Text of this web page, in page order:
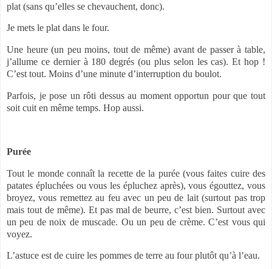
plat (sans qu’elles se chevauchent, donc).
Je mets le plat dans le four.
Une heure (un peu moins, tout de même) avant de passer à table,
j’allume ce dernier à 180 degrés (ou plus selon les cas). Et hop !
C’est tout. Moins d’une minute d’interruption du boulot.
Parfois, je pose un rôti dessus au moment opportun pour que tout
soit cuit en même temps. Hop aussi.
Purée
Tout le monde connaît la recette de la purée (vous faites cuire des
patates épluchées ou vous les épluchez après), vous égouttez, vous
broyez, vous remettez au feu avec un peu de lait (surtout pas trop
mais tout de même). Et pas mal de beurre, c’est bien. Surtout avec
un peu de noix de muscade. Ou un peu de crème. C’est vous qui
voyez.
L’astuce est de cuire les pommes de terre au four plutôt qu’à l’eau.